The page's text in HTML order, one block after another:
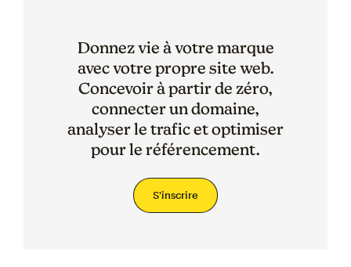
Donnez vie à votre marque
avec votre propre site web.
Concevoir à partir de zéro,
connecter un domaine,
analyser le trafic et optimiser
pour le référencement.
S'inscrire